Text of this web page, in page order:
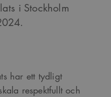
i Stockholm
har ett tydligt
respektfullt och